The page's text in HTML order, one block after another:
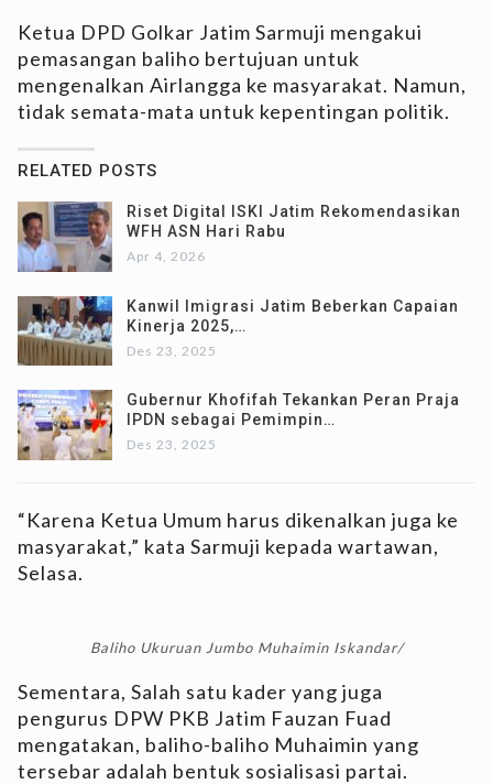
Ketua DPD Golkar Jatim Sarmuji mengakui
pemasangan baliho bertujuan untuk
mengenalkan Airlangga ke masyarakat. Namun,
tidak semata-mata untuk kepentingan politik.
RELATED POSTS
Riset Digital ISKI Jatim Rekomendasikan
WFH ASN Hari Rabu
Apr 4, 2026
Kanwil Imigrasi Jatim Beberkan Capaian
Kinerja 2025,…
Des 23, 2025
Gubernur Khofifah Tekankan Peran Praja
IPDN sebagai Pemimpin…
Des 23, 2025
“Karena Ketua Umum harus dikenalkan juga ke
masyarakat,” kata Sarmuji kepada wartawan,
Selasa.
Baliho Ukuruan Jumbo Muhaimin Iskandar/
Sementara, Salah satu kader yang juga
pengurus DPW PKB Jatim Fauzan Fuad
mengatakan, baliho-baliho Muhaimin yang
tersebar adalah bentuk sosialisasi partai.